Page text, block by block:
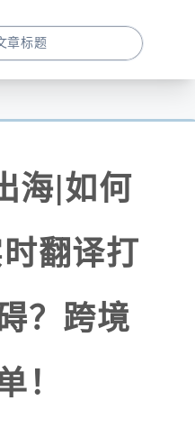
海|如何
翻译打
？跨境
！